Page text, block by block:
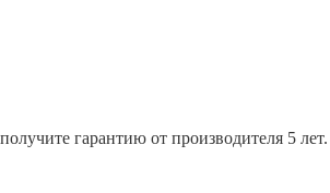
гарантию от производителя 5 лет.